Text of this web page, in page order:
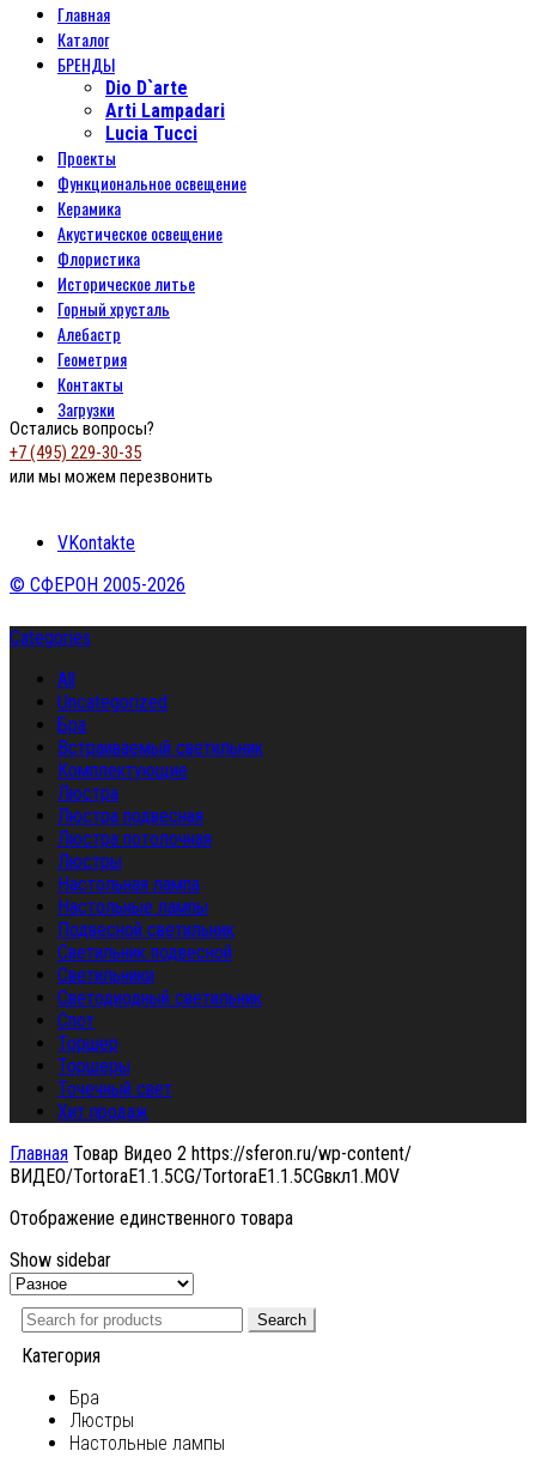
Главная
Каталог
БРЕНДЫ
Dio D`arte
Arti Lampadari
Lucia Tucci
Проекты
Функциональное освещение
Керамика
Акустическое освещение
Флористика
Историческое литье
Горный хрусталь
Алебастр
Геометрия
Контакты
Загрузки
Остались вопросы?
+7 (495) 229-30-35
или мы можем перезвонить
VKontakte
© СФЕРОН 2005-2026
Categories
All
Uncategorized
Бра
Встраиваемый светильник
Комплектующие
Люстра
Люстра подвесная
Люстра потолочная
Люстры
Настольная лампа
Настольные лампы
Подвесной светильник
Светильник подвесной
Светильники
Светодиодный светильник
Спот
Торшер
Торшеры
Точечный свет
Хит продаж
Главная Товар Видео 2 https://sferon.ru/wp-content/
ВИДЕО/TortoraE1.1.5CG/TortoraE1.1.5CGвкл1.MOV
Отображение единственного товара
Show sidebar
Search
Категория
Бра
Люстры
Настольные лампы